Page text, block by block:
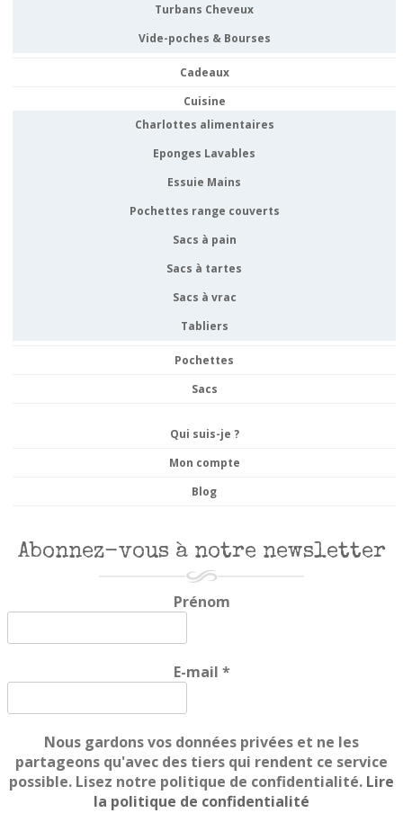
Turbans Cheveux
Vide-poches & Bourses
Cadeaux
Cuisine
Charlottes alimentaires
Eponges Lavables
Essuie Mains
Pochettes range couverts
Sacs à pain
Sacs à tartes
Sacs à vrac
Tabliers
Pochettes
Sacs
Qui suis-je ?
Mon compte
Blog
Abonnez-vous à notre newsletter
Prénom
E-mail *
Nous gardons vos données privées et ne les
partageons qu'avec des tiers qui rendent ce service
possible. Lisez notre politique de confidentialité. Lire
la politique de confidentialité